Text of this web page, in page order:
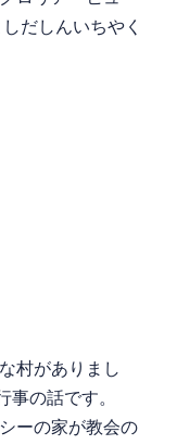
だしんいちやく
村がありまし
事の話です。
ーの家が教会の